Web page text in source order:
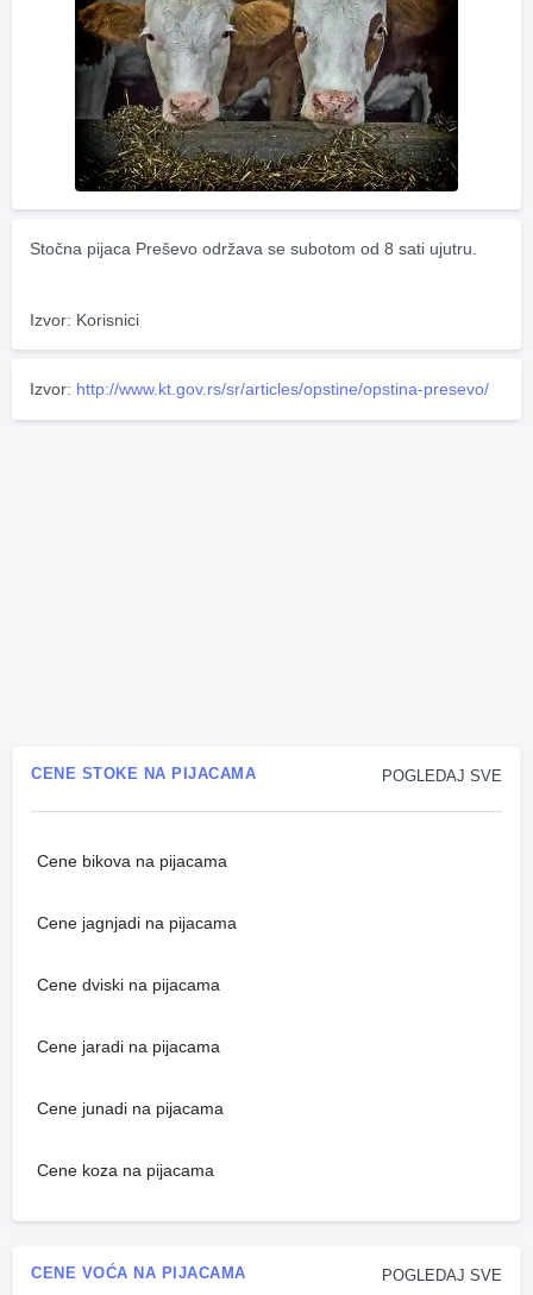
Stočna pijaca Preševo održava se subotom od 8 sati ujutru.
Izvor: Korisnici
Izvor: http://www.kt.gov.rs/sr/articles/opstine/opstina-presevo/
POGLEDAJ SVE
CENE STOKE NA PIJACAMA
Cene bikova na pijacama
Cene jagnjadi na pijacama
Cene dviski na pijacama
Cene jaradi na pijacama
Cene junadi na pijacama
Cene koza na pijacama
POGLEDAJ SVE
CENE VOĆA NA PIJACAMA